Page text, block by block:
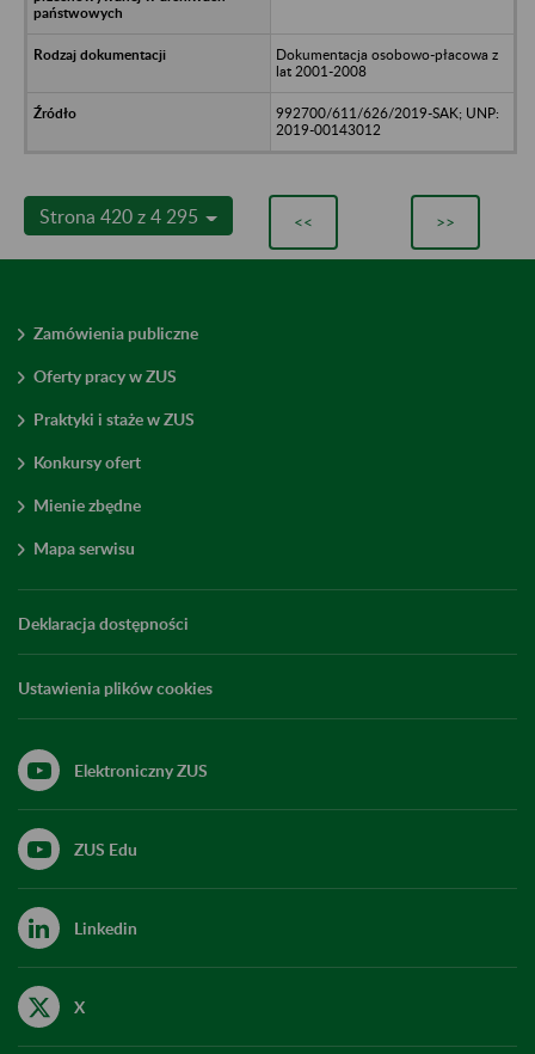
Dokumentacja osobowo-płacowa z
lat 2001-2008
992700/611/626/2019-SAK; UNP:
2019-00143012
Strona 420 z 4 295 << >>
Zamówienia publiczne
Oferty pracy w ZUS
Praktyki i staże w ZUS
Konkursy ofert
Mienie zbędne
Mapa serwisu
Deklaracja dostępności
Ustawienia plików cookies
Elektroniczny ZUS
ZUS Edu
Linkedin
X